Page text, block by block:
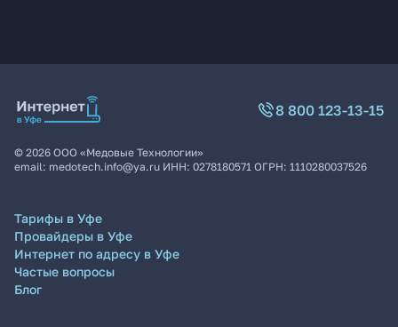
8 800 123-13-15
© 2026 ООО «Медовые Технологии»
email: medotech.info@ya.ru ИНН: 0278180571 ОГРН: 1110280037526
Тарифы в Уфе
Провайдеры в Уфе
Интернет по адресу в Уфе
Частые вопросы
Блог